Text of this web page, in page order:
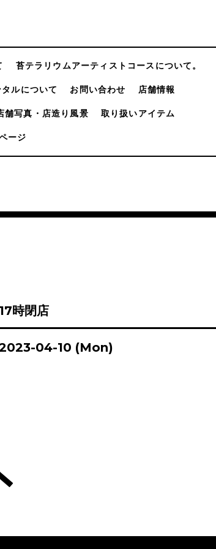
苔テラリウムアーティストコースについて。
ルについて お問い合わせ 店舗情報
舗写真・店造り風景 取り扱いアイテム
ージ
17時閉店
04-10 (Mon)